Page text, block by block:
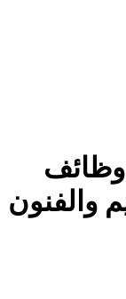
والفنون